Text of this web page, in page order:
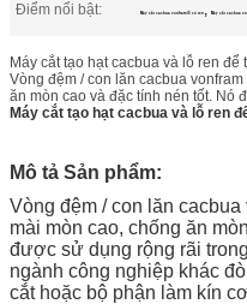
Điểm nổi bật:
Máy cắt cacbua vonfram lỗ có ren , Máy cắt cacbua
Máy cắt tạo hạt cacbua và lỗ ren
Vòng đệm / con lăn cacbua
ăn mòn cao và đặc tính nén tốt. Nó
Máy cắt tạo hạt cacbua và lỗ ren
Mô tả Sản phẩm:
Vòng đệm / con lăn
mài mòn cao, chống ăn
được sử dụng rộng rãi
ngành công nghiệp khác
cắt hoặc bộ phận làm kín